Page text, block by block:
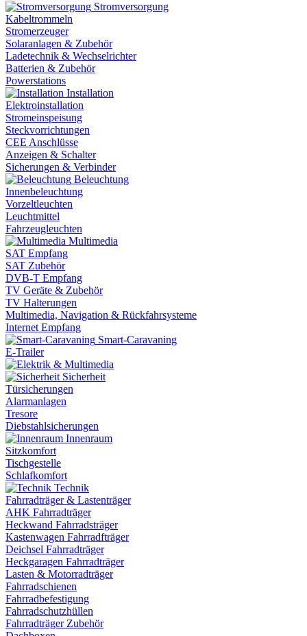
Stromversorgung
Kabeltrommeln
Stromerzeuger
Solaranlagen & Zubehör
Ladetechnik & Wechselrichter
Batterien & Zubehör
Powerstations
Installation
Elektroinstallation
Stromeinspeisung
Steckvorrichtungen
CEE Anschlüsse
Anzeigen & Schalter
Sicherungen & Verbinder
Beleuchtung
Innenbeleuchtung
Vorzeltleuchten
Leuchtmittel
Fahrzeugleuchten
Multimedia
SAT Empfang
SAT Zubehör
DVB-T Empfang
TV Geräte & Zubehör
TV Halterungen
Multimedia, Navigation & Rückfahrsysteme
Internet Empfang
Smart-Caravaning
E-Trailer
Sicherheit
Türsicherungen
Alarmanlagen
Tresore
Diebstahlsicherungen
Innenraum
Sitzkomfort
Tischgestelle
Schlafkomfort
Technik
Fahrradträger & Lastenträger
AHK Fahrradträger
Heckwand Fahrradsträger
Kastenwagen Fahrradfträger
Deichsel Fahrradträger
Heckgaragen Fahrradträger
Lasten & Motorradträger
Fahrradschienen
Fahrradbefestigung
Fahrradschutzhüllen
Fahrradträger Zubehör